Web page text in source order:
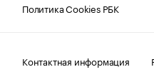
Политика Cookies РБК
Контактная информация